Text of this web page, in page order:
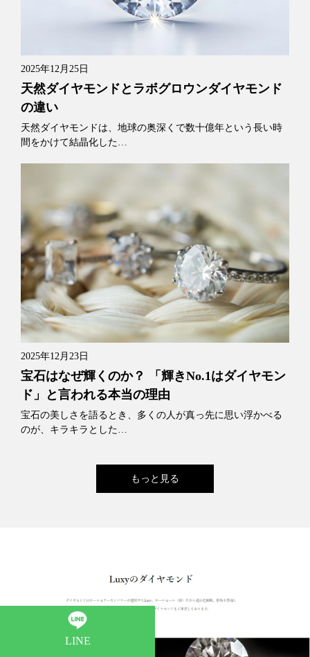
2025年12月25日
天然ダイヤモンドとラボグロウンダイヤモンド
の違い
天然ダイヤモンドは、地球の奥深くで数十億年という長い時
間をかけて結晶化した…
2025年12月23日
宝石はなぜ輝くのか？ 「輝きNo.1はダイヤモン
ド」と言われる本当の理由
宝石の美しさを語るとき、多くの人が真っ先に思い浮かべる
のが、キラキラとした…
もっと見る
LINE